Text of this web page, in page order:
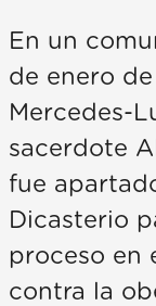
En un
de enero
Mercedes-
sacerdote
fue
Dicasterio
proceso en
contra la